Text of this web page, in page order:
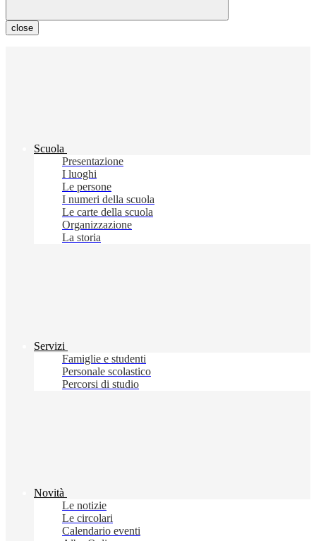
close
Scuola
Presentazione
I luoghi
Le persone
I numeri della scuola
Le carte della scuola
Organizzazione
La storia
Servizi
Famiglie e studenti
Personale scolastico
Percorsi di studio
Novità
Le notizie
Le circolari
Calendario eventi